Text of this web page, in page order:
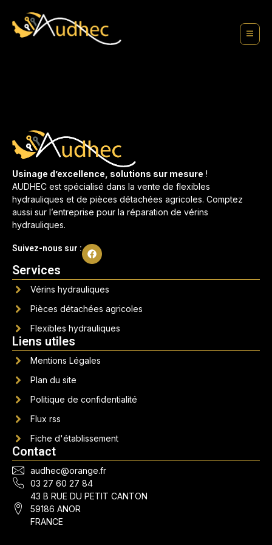
principal
Usinage d’excellence, solutions sur mesure !
AUDHEC est spécialisé dans la vente de flexibles
hydrauliques et de pièces détachées agricoles. Comptez
aussi sur l’entreprise pour la réparation de vérins
hydrauliques.
Suivez-nous sur :
Services
Vérins hydrauliques
Pièces détachées agricoles
Flexibles hydrauliques
Liens utiles
Mentions Légales
Plan du site
Politique de confidentialité
Flux rss
Fiche d'établissement
Contact
audhec@orange.fr
03 27 60 27 84
43 B RUE DU PETIT CANTON
59186 ANOR
FRANCE